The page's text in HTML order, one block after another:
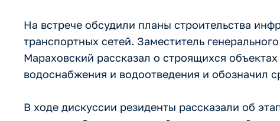
На встрече обсудили планы строительства
транспортных сетей. Заместитель
Мараховский рассказал о строящихся
водоснабжения и водоотведения и обозначил
В ходе дискуссии резиденты рассказали об